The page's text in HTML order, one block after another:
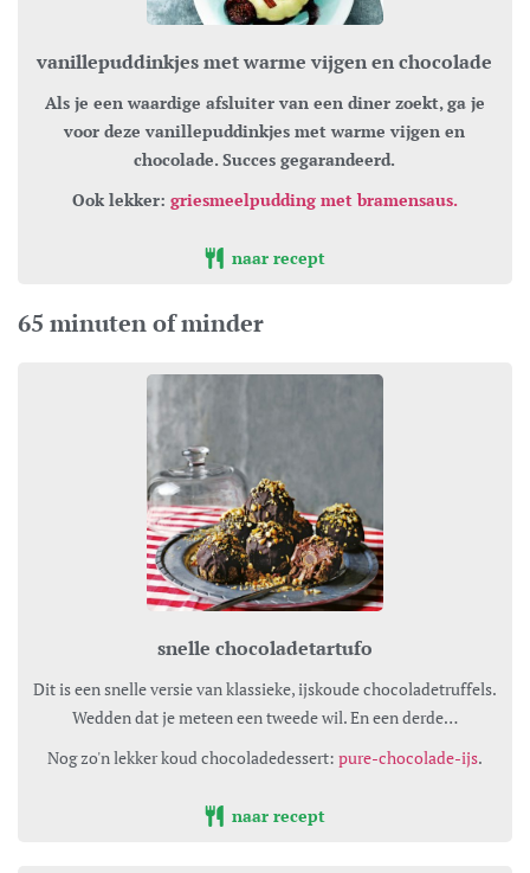
vanillepuddinkjes met warme vijgen en chocolade
Als je een waardige afsluiter van een diner zoekt, ga je
voor deze vanillepuddinkjes met warme vijgen en
chocolade. Succes gegarandeerd.
Ook lekker: griesmeelpudding met bramensaus.
naar recept
65 minuten of minder
snelle chocoladetartufo
Dit is een snelle versie van klassieke, ijskoude chocoladetruffels.
Wedden dat je meteen een tweede wil. En een derde…
Nog zo'n lekker koud chocoladedessert: pure-chocolade-ijs.
naar recept